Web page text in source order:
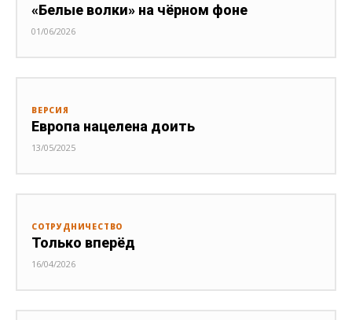
«Белые волки» на чёрном фоне
01/06/2026
ВЕРСИЯ
Европа нацелена доить
13/05/2025
СОТРУДНИЧЕСТВО
Только вперёд
16/04/2026